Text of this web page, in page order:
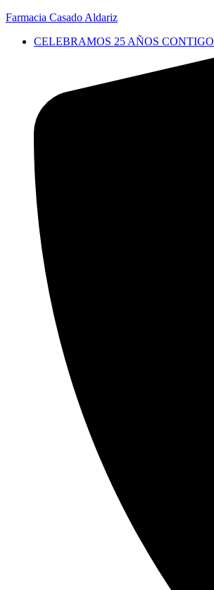
Farmacia Casado Aldariz
CELEBRAMOS 25 AÑOS CONTIGO